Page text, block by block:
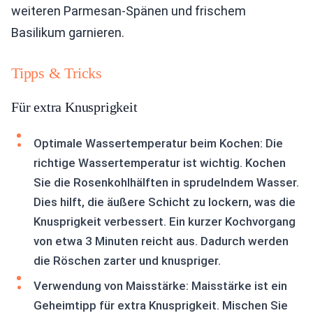
weiteren Parmesan-Spänen und frischem
Basilikum garnieren.
Tipps & Tricks
Für extra Knusprigkeit
Optimale Wassertemperatur beim Kochen: Die
richtige Wassertemperatur ist wichtig. Kochen
Sie die Rosenkohlhälften in sprudelndem Wasser.
Dies hilft, die äußere Schicht zu lockern, was die
Knusprigkeit verbessert. Ein kurzer Kochvorgang
von etwa 3 Minuten reicht aus. Dadurch werden
die Röschen zarter und knuspriger.
Verwendung von Maisstärke: Maisstärke ist ein
Geheimtipp für extra Knusprigkeit. Mischen Sie